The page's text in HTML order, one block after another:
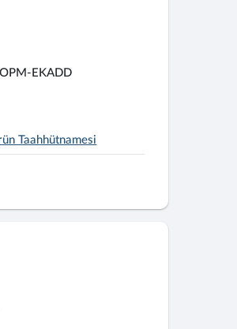
OPM-EKADD
Taahhütnamesi